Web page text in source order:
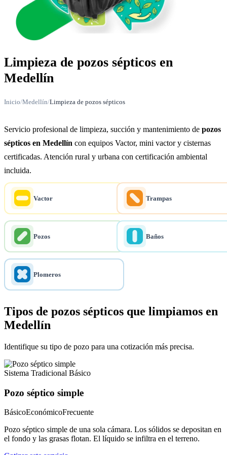
Limpieza de pozos sépticos en
Medellín
Inicio/Medellín/Limpieza de pozos sépticos
Servicio profesional de limpieza, succión y mantenimiento de pozos
sépticos en Medellín con equipos Vactor, mini vactor y cisternas
certificadas. Atención rural y urbana con certificación ambiental
incluida.
Vactor Trampas
Pozos Baños
Plomeros
Tipos de pozos sépticos que limpiamos en
Medellín
Identifique su tipo de pozo para una cotización más precisa.
Sistema Tradicional Básico
Pozo séptico simple
BásicoEconómicoFrecuente
Pozo séptico simple de una sola cámara. Los sólidos se depositan en
el fondo y las grasas flotan. El líquido se infiltra en el terreno.